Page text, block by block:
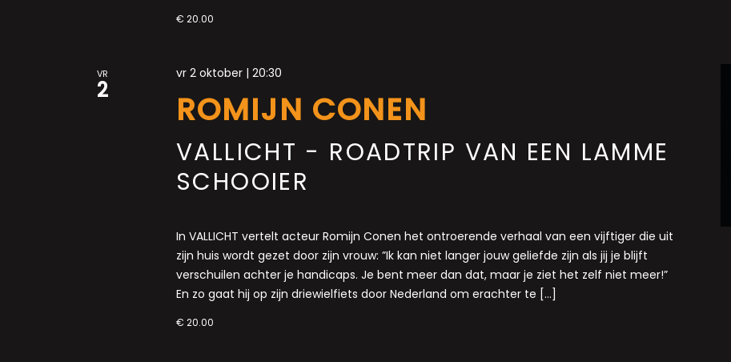
€ 20.00
VR
2
vr 2 oktober | 20:30
ROMIJN CONEN
VALLICHT - ROADTRIP VAN EEN LAMME
SCHOOIER
In VALLICHT vertelt acteur Romijn Conen het ontroerende verhaal van een vijftiger die uit
zijn huis wordt gezet door zijn vrouw: ”Ik kan niet langer jouw geliefde zijn als jij je blijft
verschuilen achter je handicaps. Je bent meer dan dat, maar je ziet het zelf niet meer!”
En zo gaat hij op zijn driewielfiets door Nederland om erachter te […]
€ 20.00